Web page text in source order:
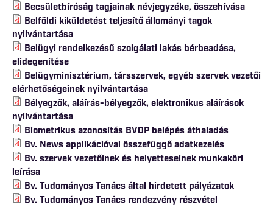
Becsületbíróság tagjainak névjegyzéke, összehívása
Belföldi kiküldetést teljesítő állományi tagok
nyilvántartása
Belügyi rendelkezésű szolgálati lakás bérbeadása,
elidegenítése
Belügyminisztérium, társszervek, egyéb szervek vezetői
elérhetőségeinek nyilvántartása
Bélyegzők, aláírás-bélyegzők, elektronikus aláírások
nyilvántartása
Biometrikus azonosítás BVOP belépés áthaladás
Bv. News applikációval összefüggő adatkezelés
Bv. szervek vezetőinek és helyetteseinek munkaköri
leírása
Bv. Tudományos Tanács által hirdetett pályázatok
Bv. Tudományos Tanács rendezvény részvétel